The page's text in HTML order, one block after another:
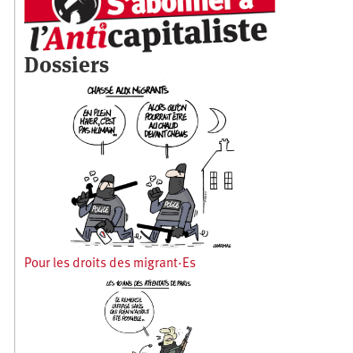
Dossiers
Pour les droits des migrant·Es